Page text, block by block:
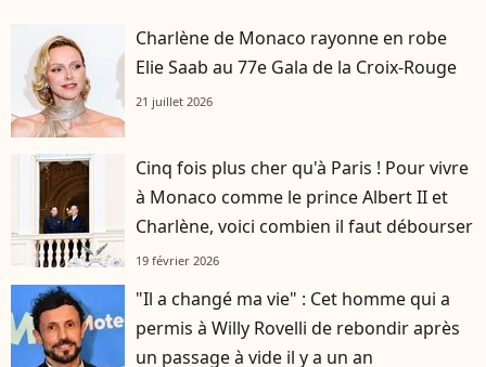
Charlène de Monaco rayonne en robe
Elie Saab au 77e Gala de la Croix-Rouge
21 juillet 2026
Cinq fois plus cher qu'à Paris ! Pour vivre
à Monaco comme le prince Albert II et
Charlène, voici combien il faut débourser
19 février 2026
"Il a changé ma vie" : Cet homme qui a
permis à Willy Rovelli de rebondir après
un passage à vide il y a un an